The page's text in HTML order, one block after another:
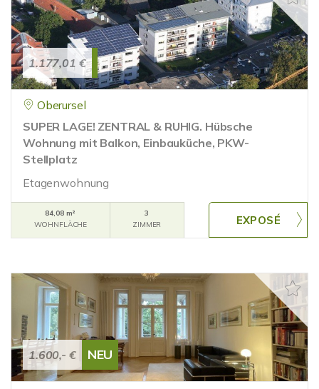
1.177,01 €
Oberursel
SUPER LAGE! ZENTRAL & RUHIG. Hübsche
Wohnung mit Balkon, Einbauküche, PKW-
Stellplatz
Etagenwohnung
84,08 m²
WOHNFLÄCHE
3
ZIMMER
1.600,- € NEU